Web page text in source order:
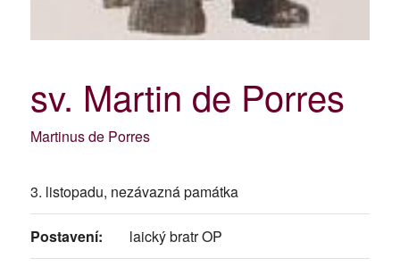
sv. Martin de Porres
Martinus de Porres
3. listopadu, nezávazná památka
Postavení: laický bratr OP